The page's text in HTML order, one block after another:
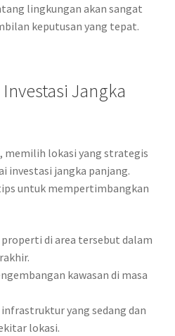
lingkungan akan sangat
keputusan yang tepat.
Jangka
memilih lokasi yang strategis
investasi jangka panjang.
untuk mempertimbangkan
di area tersebut dalam
kawasan di masa
yang sedang dan
lokasi.